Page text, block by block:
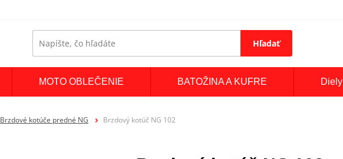
Hľadať
MOTO OBLEČENIE BATOŽINA A KUFRE Diely
Brzdové kotúče predné NG Brzdový kotúč NG 102